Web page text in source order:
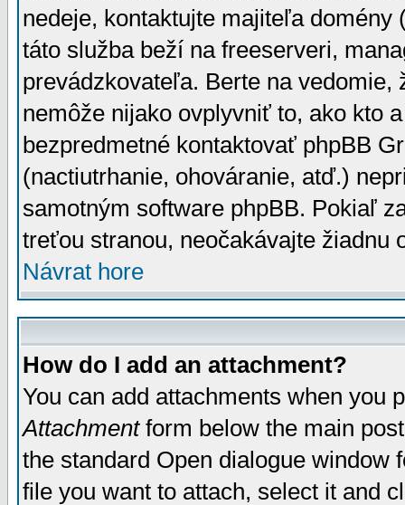
nedeje, kontaktujte majiteľa
táto služba beží na freeserveri,
prevádzkovateľa. Berte na vedomie,
nemôže nijako ovplyvniť to, ako kto
bezpredmetné kontaktovať phpBB
(nactiutrhanie, ohováranie, atď.)
samotným software phpBB. Pokiaľ
treťou stranou, neočakávajte žiadnu
Návrat hore
How do I add an attachment?
You can add attachments when you
Attachmentform below the main
the standard Open dialogue window
file you want to attach, select it and